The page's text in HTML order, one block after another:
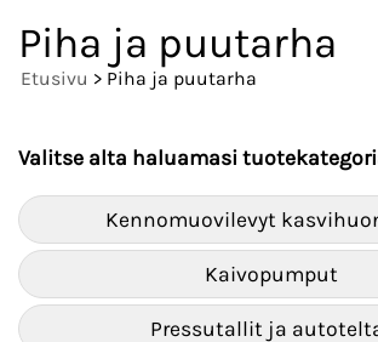
Piha ja puutarha
Etusivu > Piha ja puutarha
Valitse alta haluamasi
Kennomuovilevyt
Kaivopumput
Pressutallit ja